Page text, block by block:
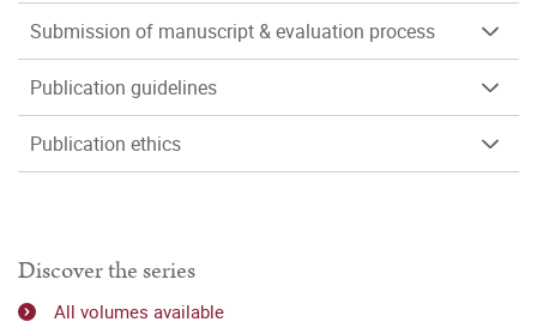
Submission of manuscript & evaluation process
Publication guidelines
Publication ethics
Discover the series
All volumes available